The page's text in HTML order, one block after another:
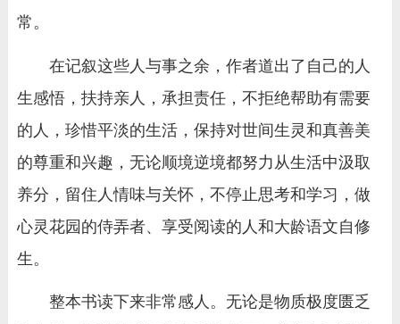
常。
在记叙这些人与事之余，作者道出了自己的人
生感悟，扶持亲人，承担责任，不拒绝帮助有需要
的人，珍惜平淡的生活，保持对世间生灵和真善美
的尊重和兴趣，无论顺境逆境都努力从生活中汲取
养分，留住人情味与关怀，不停止思考和学习，做
心灵花园的侍弄者、享受阅读的人和大龄语文自修
生。
整本书读下来非常感人。无论是物质极度匮乏